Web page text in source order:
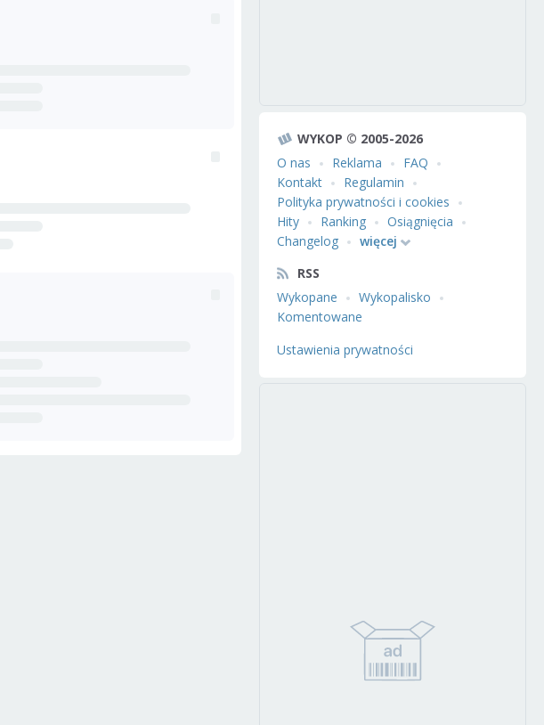
WYKOP © 2005-2026
O nas
Reklama
FAQ
Kontakt
Regulamin
Polityka prywatności i cookies
Hity
Ranking
Osiągnięcia
Changelog
więcej
RSS
Wykopane
Wykopalisko
Komentowane
Ustawienia prywatności